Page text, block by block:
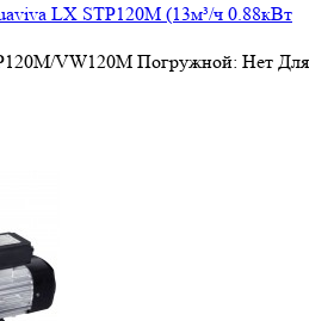
LX STP120M (13м³/ч 0.88кВт
VW120M Погружной: Нет Для